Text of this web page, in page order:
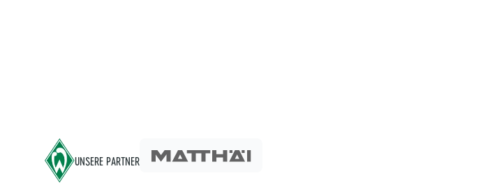
UNSERE PARTNER